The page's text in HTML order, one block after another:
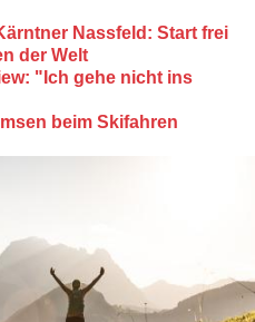
Nassfeld: Start frei
der Welt
"Ich gehe nicht ins
beim Skifahren